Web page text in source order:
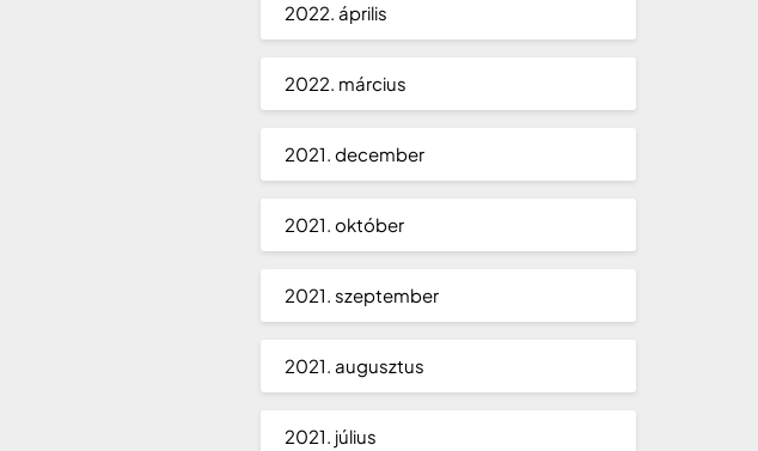
2022. április
2022. március
2021. december
2021. október
2021. szeptember
2021. augusztus
2021. július